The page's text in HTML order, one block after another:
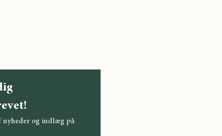
nyheder og indlæg på